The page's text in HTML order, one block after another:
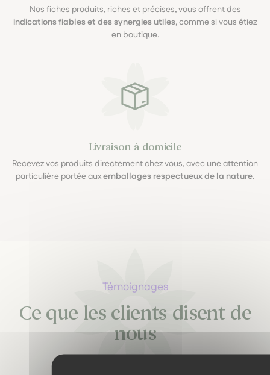
Nos fiches produits, riches et précises, vous offrent des
indications fiables et des synergies utiles, comme si vous étiez
en boutique.
Livraison à domicile
Recevez vos produits directement chez vous, avec une attention
particulière portée auxemballages respectueux de la nature.
Témoignages
Ce que les clients disent de
nous